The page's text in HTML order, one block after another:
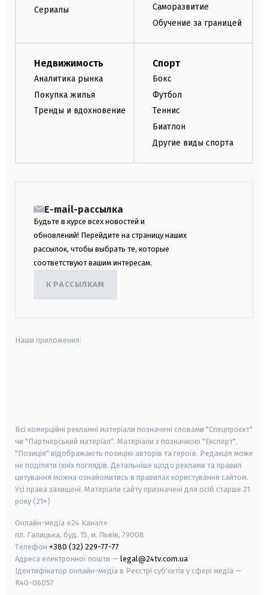
Сериалы
Саморазвитие
Обучение за границей
Недвижимость
Аналитика рынка
Покупка жилья
Тренды и вдохновение
Спорт
Бокс
Футбол
Теннис
Биатлон
Другие виды спорта
E-mail-рассылка
Будьте в курсе всех новостей и
обновлений! Перейдите на страницу наших
рассылок, чтобы выбрать те, которые
соответствуют вашим интересам.
К РАССЫЛКАМ
Наши приложения:
Всі комерційні рекламні матеріали позначені словами "Спецпроєкт"
чи "Партнерський матеріал". Матеріали з позначкою "Експерт",
"Позиція" відображають позицію авторів та героїв. Редакція може
не поділяти їхніх поглядів. Детальніше щодо реклами та правил
цитування можна ознайомитись в правилах користування сайтом.
Усі права захищені. Матеріали сайту призначені для осіб старше 21
року (21+)
Онлайн-медіа «24 Канал»
пл. Галицька, буд. 15, м. Львів, 79008
Телефон +380 (32) 229-77-77
Адреса електронної пошти — legal@24tv.com.ua
Ідентифікатор онлайн-медіа в Реєстрі суб'єктів у сфері медіа —
R40-06057